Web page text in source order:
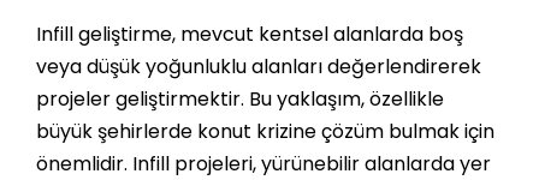
Infill geliştirme, mevcut kentsel alanlarda boş
veya düşük yoğunluklu alanları değerlendirerek
projeler geliştirmektir. Bu yaklaşım, özellikle
büyük şehirlerde konut krizine çözüm bulmak için
önemlidir. Infill projeleri, yürünebilir alanlarda yer